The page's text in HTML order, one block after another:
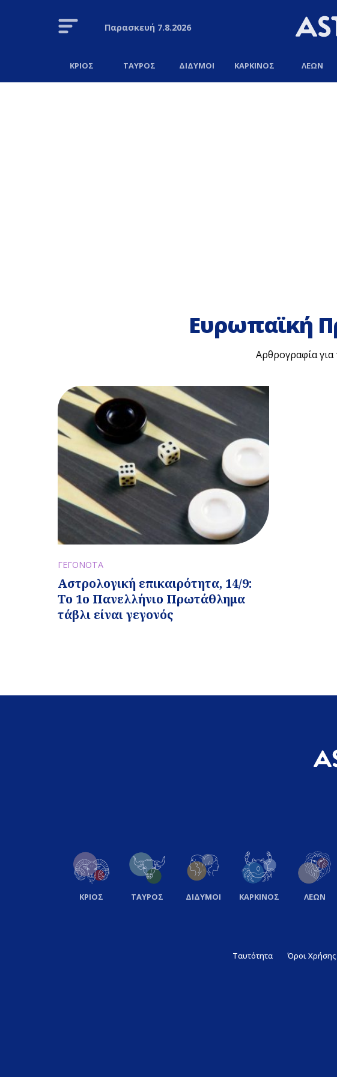
Παρασκευή7.8.2026
ΚΡΙΟΣ ΤΑΥΡΟΣ ΔΙΔΥΜΟΙ ΚΑΡΚΙΝΟΣ ΛΕΩΝ
Ευρωπαϊκή
Αρθρογραφία
ΓΕΓΟΝΟΤΑ
Αστρολογική επικαιρότητα, 14/9:
Το 1ο Πανελλήνιο Πρωτάθλημα
τάβλι είναι γεγονός
ΚΡΙΟΣ ΤΑΥΡΟΣ ΔΙΔΥΜΟΙ ΚΑΡΚΙΝΟΣ ΛΕΩΝ
Ταυτότητα Όροι Χρήσης